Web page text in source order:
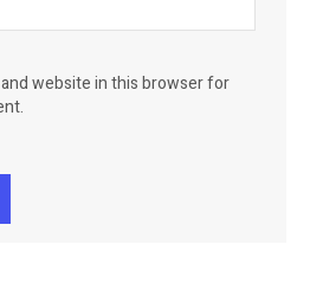
website in this browser for